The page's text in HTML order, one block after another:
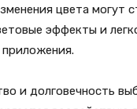
цвета могут
эффекты и
и долговечность